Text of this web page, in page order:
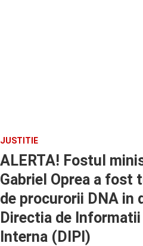
JUSTITIE
ALERTA! Fostul
Gabriel Oprea a fost
de procurorii DNA in
Directia de
Interna (DIPI)